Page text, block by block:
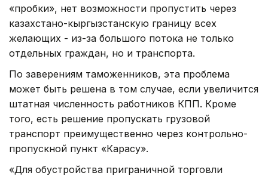
«пробки», нет возможности пропустить через
казахстано-кыргызстанскую границу всех
желающих - из-за большого потока не только
отдельных граждан, но и транспорта.
По заверениям таможенников, эта проблема
может быть решена в том случае, если увеличится
штатная численность работников КПП. Кроме
того, есть решение пропускать грузовой
транспорт преимущественно через контрольно-
пропускной пункт «Карасу».
«Для обустройства приграничной торговли